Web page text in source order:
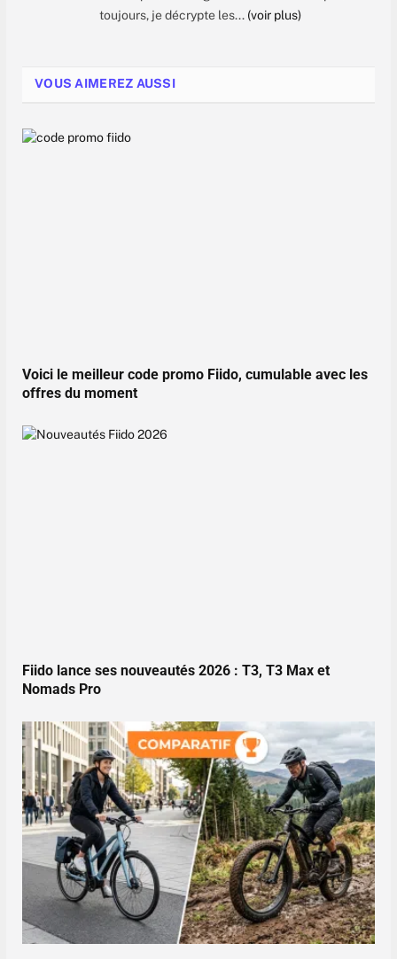
toujours, je décrypte les... (voir plus)
VOUS AIMEREZ AUSSI
Voici le meilleur code promo Fiido, cumulable avec les
offres du moment
Fiido lance ses nouveautés 2026 : T3, T3 Max et
Nomads Pro